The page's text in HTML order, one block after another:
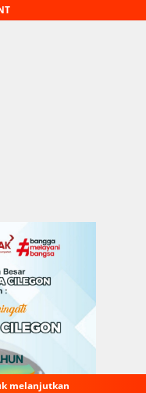
melanjutkan